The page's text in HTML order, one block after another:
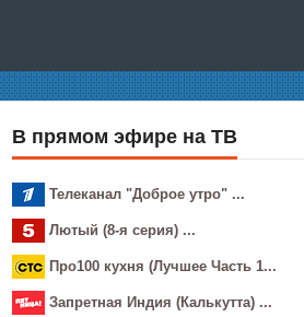
В прямом эфире на ТВ
Телеканал "Доброе утро" ...
Лютый (8-я серия) ...
Про100 кухня (Лучшее Часть 1...
Зaпрeтная Индия (Калькутта) ...